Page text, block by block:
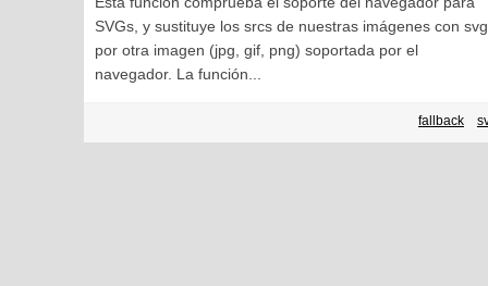
SVGs, y sustituye los srcs de nuestras imágenes con
por otra imagen (jpg, gif, png) soportada por el
navegador. La función...
fallback